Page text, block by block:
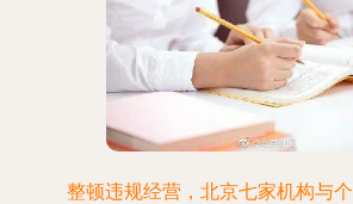
整顿违规经营，北京七家机构与